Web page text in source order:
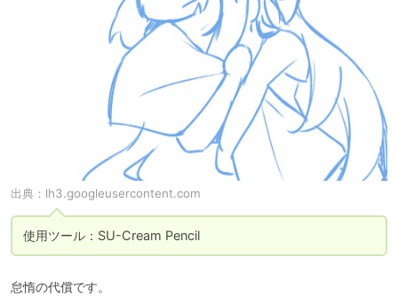
出典： lh3.googleusercontent.com
使用ツール：SU-Cream Pencil
怠惰の代償です。